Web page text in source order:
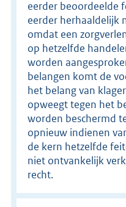
eerder beoordeelde
eerder herhaaldelijk
omdat een
op hetzelfde
worden
belangen komt de
het belang van
opweegt tegen het
worden beschermd
opnieuw indienen
de kern hetzelfde
niet ontvankelijk
recht.